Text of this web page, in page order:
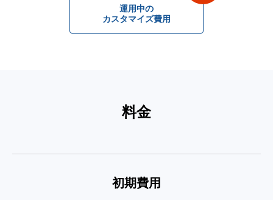
運用中の
カスタマイズ費用
料金
初期費用